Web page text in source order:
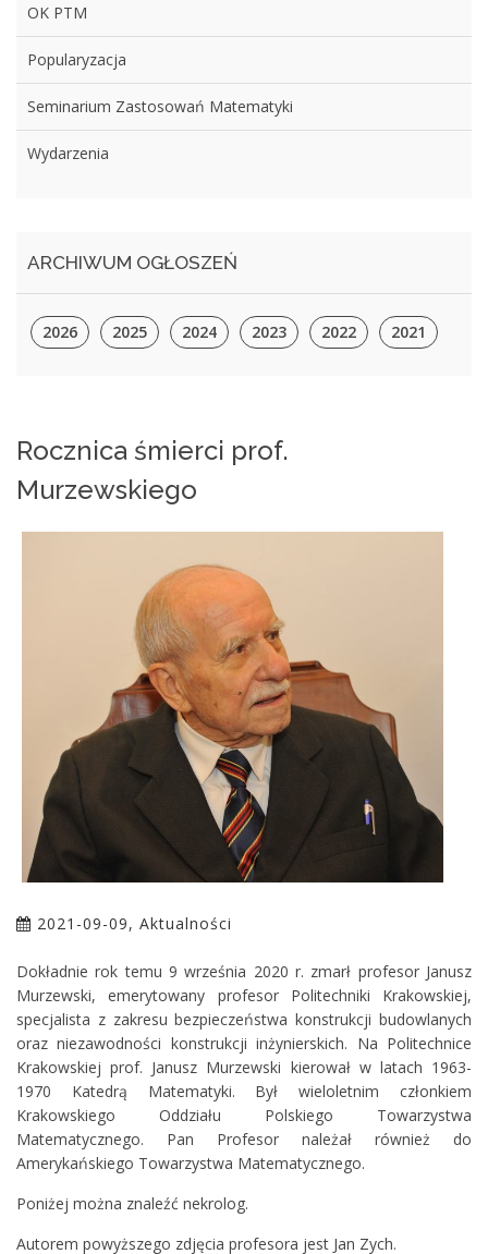
OK PTM
Popularyzacja
Seminarium Zastosowań Matematyki
Wydarzenia
ARCHIWUM OGŁOSZEŃ
2026 2025 2024 2023 2022 2021
Rocznica śmierci prof.
Murzewskiego
2021-09-09, Aktualności
Dokładnie rok temu 9 września 2020 r. zmarł profesor Janusz
Murzewski, emerytowany profesor Politechniki Krakowskiej,
specjalista z zakresu bezpieczeństwa konstrukcji budowlanych
oraz niezawodności konstrukcji inżynierskich. Na Politechnice
Krakowskiej prof. Janusz Murzewski kierował w latach 1963-
1970 Katedrą Matematyki. Był wieloletnim członkiem
Krakowskiego Oddziału Polskiego Towarzystwa
Matematycznego. Pan Profesor należał również do
Amerykańskiego Towarzystwa Matematycznego.
Poniżej można znaleźć nekrolog.
Autorem powyższego zdjęcia profesora jest Jan Zych.